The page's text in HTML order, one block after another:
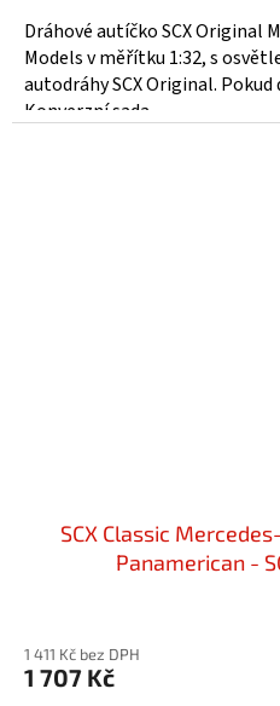
Dráhové autíčko SCX Original
Models v měřítku 1:32, s
autodráhy SCX Original. Pokud
Konverzní sada...
SCX Classic
Panamerican -
1 411 Kč bez DPH
1 707 Kč